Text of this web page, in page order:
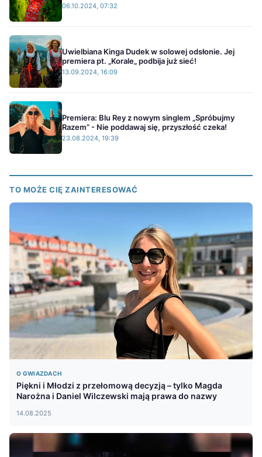
06.10.2024, 07:32
Uwielbiana Kinga Dudek w solowej odsłonie. Jej
premiera pt. „Korale„ podbija już sieć!
13.09.2024, 16:09
Premiera: Blu Rey z nowym singlem „Spróbujmy
Razem” - Nie poddawaj się, przyszłość czeka!
23.08.2024, 19:39
TO MOŻE CIĘ ZAINTERESOWAĆ
O GWIAZDACH
Piękni i Młodzi z przełomową decyzją – tylko Magda
Narożna i Daniel Wilczewski mają prawa do nazwy
14.08.2025